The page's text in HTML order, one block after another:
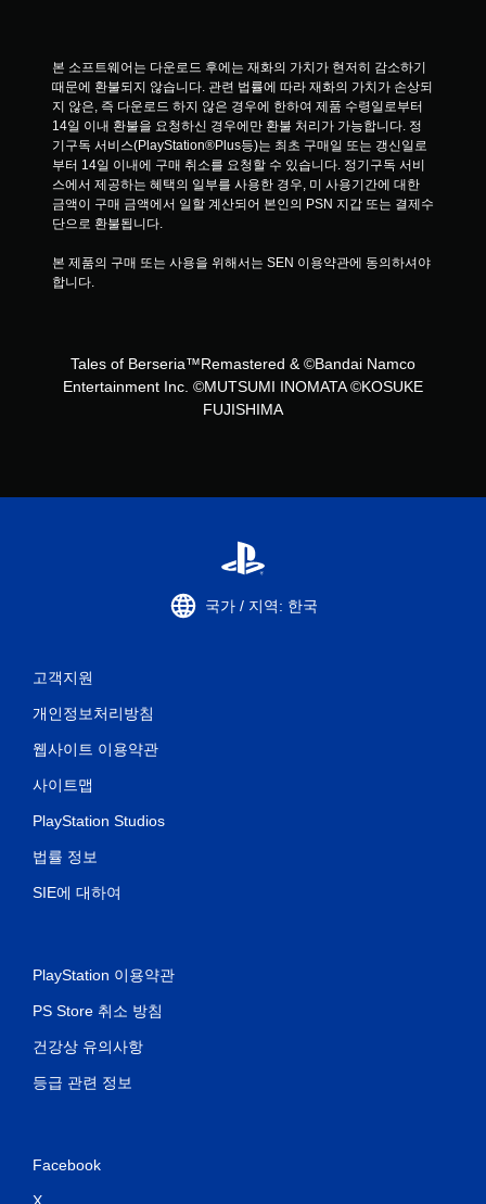
본 소프트웨어는 다운로드 후에는 재화의 가치가 현저히 감소하기
때문에 환불되지 않습니다. 관련 법률에 따라 재화의 가치가 손상되
지 않은, 즉 다운로드 하지 않은 경우에 한하여 제품 수령일로부터
14일 이내 환불을 요청하신 경우에만 환불 처리가 가능합니다. 정
기구독 서비스(PlayStation®Plus등)는 최초 구매일 또는 갱신일로
부터 14일 이내에 구매 취소를 요청할 수 있습니다. 정기구독 서비
스에서 제공하는 혜택의 일부를 사용한 경우, 미 사용기간에 대한
금액이 구매 금액에서 일할 계산되어 본인의 PSN 지갑 또는 결제수
단으로 환불됩니다.
본 제품의 구매 또는 사용을 위해서는 SEN 이용약관에 동의하셔야
합니다.
Tales of Berseria™Remastered & ©Bandai Namco
Entertainment Inc. ©MUTSUMI INOMATA ©KOSUKE
FUJISHIMA
국가 / 지역: 한국
고객지원
개인정보처리방침
웹사이트 이용약관
사이트맵
PlayStation Studios
법률 정보
SIE에 대하여
PlayStation 이용약관
PS Store 취소 방침
건강상 유의사항
등급 관련 정보
Facebook